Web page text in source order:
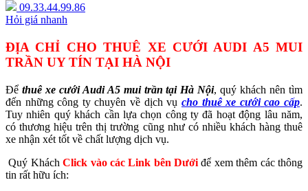
09.33.44.99.86
Hỏi giá nhanh
ĐỊA CHỈ CHO THUÊ XE CƯỚI AUDI A5 MUI
TRẦN UY TÍN TẠI HÀ NỘI
Để thuê xe cưới Audi A5 mui trần tại Hà Nội, quý khách nên tìm
đến những công ty chuyên về dịch vụ cho thuê xe cưới cao cấp.
Tuy nhiên quý khách cần lựa chọn công ty đã hoạt động lâu năm,
có thương hiệu trên thị trường cũng như có nhiều khách hàng thuê
xe nhận xét tốt về chất lượng dịch vụ.
Quý KháchClick vào các Link bên Dưới để xem thêm các thông
tin rất hữu ích: